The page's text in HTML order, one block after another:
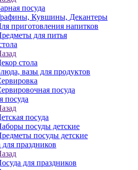
посуда
Кувшины, Декантеры
приготовления напитков
для питья
стола
вазы для продуктов
посуда
посуда
посуда
посуды детские
посуды детские
праздников
для праздников